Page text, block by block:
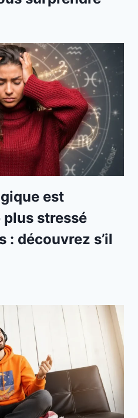
est
stressé
: découvrez s’il